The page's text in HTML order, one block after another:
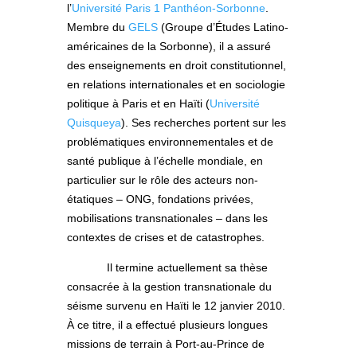
l’Université Paris 1 Panthéon-Sorbonne
Membre du GELS (Groupe d’Études Latino-
américaines de la Sorbonne), il a assuré
des enseignements en droit constitutionnel,
en relations internationales et en sociologie
politique à Paris et en Haïti (Université
Quisqueya). Ses recherches portent sur les
problématiques environnementales et de
santé publique à l’échelle mondiale, en
particulier sur le rôle des acteurs non-
étatiques – ONG, fondations privées,
mobilisations transnationales – dans les
contextes de crises et de catastrophes.
Il termine actuellement sa thèse
consacrée à la gestion transnationale du
séisme survenu en Haïti le 12 janvier 2010.
À ce titre, il a effectué plusieurs longues
missions de terrain à Port-au-Prince de